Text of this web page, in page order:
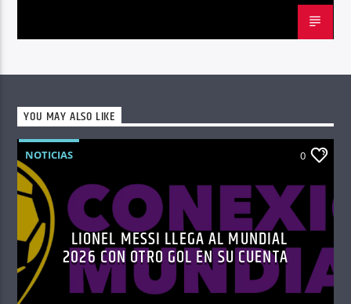
YOU MAY ALSO LIKE
NOTICIAS 0
LIONEL MESSI LLEGA AL MUNDIAL
2026 CON OTRO GOL EN SU CUENTA